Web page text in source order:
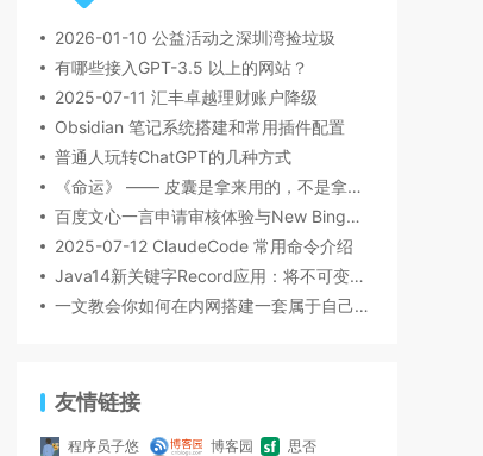
2026-01-10 公益活动之深圳湾捡垃圾
有哪些接入GPT-3.5 以上的网站？
2025-07-11 汇丰卓越理财账户降级
Obsidian 笔记系统搭建和常用插件配置
普通人玩转ChatGPT的几种方式
《命运》 —— 皮囊是拿来用的，不是拿来伺候的
百度文心一言申请审核体验与New Bing比较及AI领域的发展探讨
2025-07-12 ClaudeCode 常用命令介绍
Java14新关键字Record应用：将不可变类转化为Record的实战教程
一文教会你如何在内网搭建一套属于自己小组的在线 API 文档？
友情链接
程序员子悠 博客园 思否